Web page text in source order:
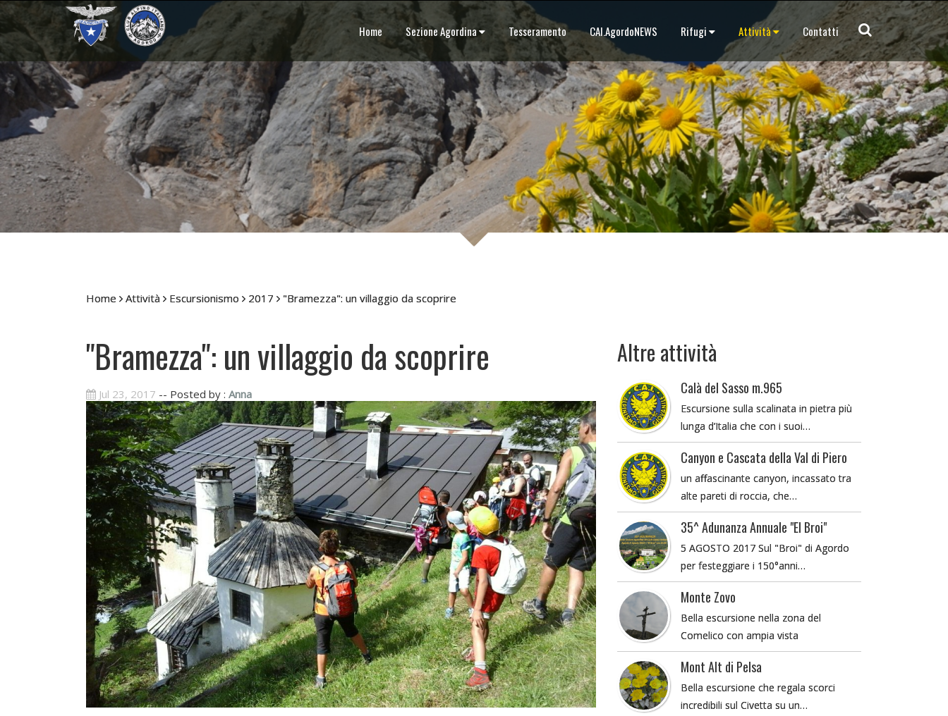
Home Sezione Agordina Tesseramento CAI.AgordoNEWS Rifugi Attività Contatti
Home Attività Escursionismo 2017 "Bramezza": un villaggio da scoprire
"Bramezza": un villaggio da scoprire
Jul 23, 2017 -- Posted by : Anna
Altre attività
Calà del Sasso m.965
Escursione sulla scalinata in pietra più
lunga d’Italia che con i suoi…
Canyon e Cascata della Val di Piero
un affascinante canyon, incassato tra
alte pareti di roccia, che…
35^ Adunanza Annuale "El Broi"
5 AGOSTO 2017 Sul "Broi" di Agordo
per festeggiare i 150°anni…
Monte Zovo
Bella escursione nella zona del
Comelico con ampia vista
Mont Alt di Pelsa
Bella escursione che regala scorci
incredibili sul Civetta su un…